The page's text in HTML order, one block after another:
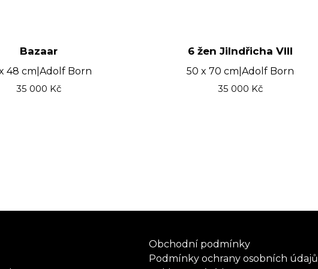
Bazaar
48 cm Adolf Born
35 000 Kč
6 žen JiIndřicha VIII
50 x 70 cm Adolf Born
35 000 Kč
Obchodní podmínky
Podmínky ochrany osobních údajů